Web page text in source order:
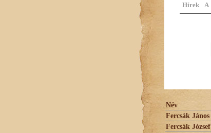
Hírek A
Név
Fercsák János
Fercsák József